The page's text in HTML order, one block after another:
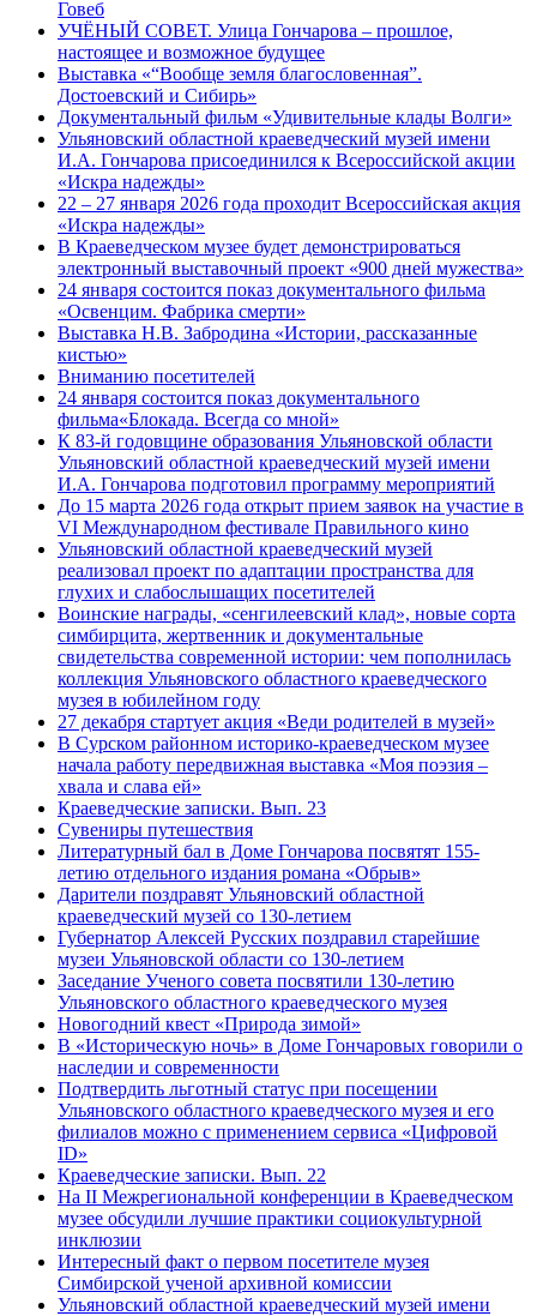
Говеб
УЧЁНЫЙ СОВЕТ. Улица Гончарова – прошлое,
настоящее и возможное будущее
Выставка «“Вообще земля благословенная”.
Достоевский и Сибирь»
Документальный фильм «Удивительные клады Волги»
Ульяновский областной краеведческий музей имени
И.А. Гончарова присоединился к Всероссийской акции
«Искра надежды»
22 – 27 января 2026 года проходит Всероссийская акция
«Искра надежды»
В Краеведческом музее будет демонстрироваться
электронный выставочный проект «900 дней мужества»
24 января состоится показ документального фильма
«Освенцим. Фабрика смерти»
Выставка Н.В. Забродина «Истории, рассказанные
кистью»
Вниманию посетителей
24 января состоится показ документального
фильма«Блокада. Всегда со мной»
К 83-й годовщине образования Ульяновской области
Ульяновский областной краеведческий музей имени
И.А. Гончарова подготовил программу мероприятий
До 15 марта 2026 года открыт прием заявок на участие в
VI Международном фестивале Правильного кино
Ульяновский областной краеведческий музей
реализовал проект по адаптации пространства для
глухих и слабослышащих посетителей
Воинские награды, «сенгилеевский клад», новые сорта
симбирцита, жертвенник и документальные
свидетельства современной истории: чем пополнилась
коллекция Ульяновского областного краеведческого
музея в юбилейном году
27 декабря стартует акция «Веди родителей в музей»
В Сурском районном историко-краеведческом музее
начала работу передвижная выставка «Моя поэзия –
хвала и слава ей»
Краеведческие записки. Вып. 23
Сувениры путешествия
Литературный бал в Доме Гончарова посвятят 155-
летию отдельного издания романа «Обрыв»
Дарители поздравят Ульяновский областной
краеведческий музей со 130-летием
Губернатор Алексей Русских поздравил старейшие
музеи Ульяновской области со 130-летием
Заседание Ученого совета посвятили 130-летию
Ульяновского областного краеведческого музея
Новогодний квест «Природа зимой»
В «Историческую ночь» в Доме Гончаровых говорили о
наследии и современности
Подтвердить льготный статус при посещении
Ульяновского областного краеведческого музея и его
филиалов можно с применением сервиса «Цифровой
ID»
Краеведческие записки. Вып. 22
На II Межрегиональной конференции в Краеведческом
музее обсудили лучшие практики социокультурной
инклюзии
Интересный факт о первом посетителе музея
Симбирской ученой архивной комиссии
Ульяновский областной краеведческий музей имени